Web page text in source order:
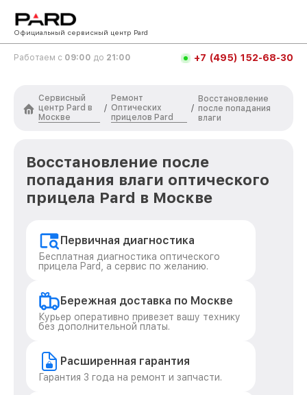
Официальный сервисный центр Pard
Работаем с 09:00 до 21:00 +7 (495) 152-68-30
Сервисный
центр Pard в
Москве
/
Ремонт
Оптических
прицелов Pard
/
Восстановление
после попадания
влаги
Восстановление после
попадания влаги оптического
прицела Pard в Москве
Первичная диагностика
Бесплатная диагностика оптического
прицела Pard, а сервис по желанию.
Бережная доставка по Москве
Курьер оперативно привезет вашу технику
без дополнительной платы.
Расширенная гарантия
Гарантия 3 года на ремонт и запчасти.